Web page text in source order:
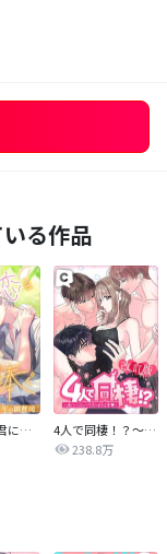
る作品
最後の恋を君に捧ぐ～余命1年の御曹司～
4人で同棲！？～逆ハーレムハウスへようこそ♥～【改訂版】
238.8万